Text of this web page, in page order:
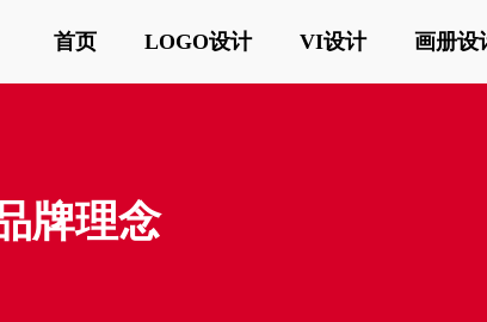
首页 LOGO设计 VI设计 画册设
牌理念